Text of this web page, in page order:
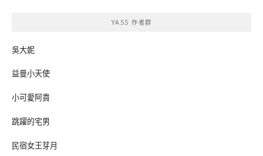
YASS 作者群
吳大妮
益曼小天使
小可愛阿貴
跳躍的宅男
民宿女王芽月